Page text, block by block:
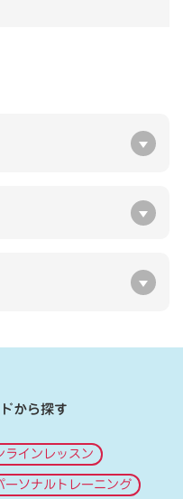
から探す
ラインレッスン
ーソナルトレーニング